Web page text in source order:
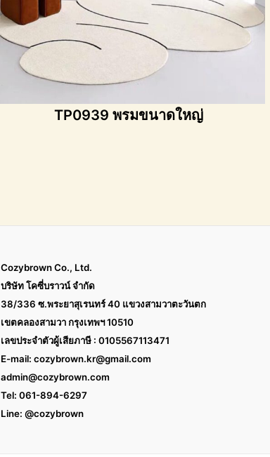
TP0939 พรมขนาดใหญ่
Cozybrown Co., Ltd.
บริษัท โคซี่บราวน์ จำกัด
38/336 ซ.พระยาสุเรนทร์ 40 แขวงสามวาตะวันตก
เขตคลองสามวา กรุงเทพฯ 10510
เลขประจำตัวผู้เสียภาษี : 0105567113471
E-mail: cozybrown.kr@gmail.com
admin@cozybrown.com
Tel: 061-894-6297
Line: @cozybrown